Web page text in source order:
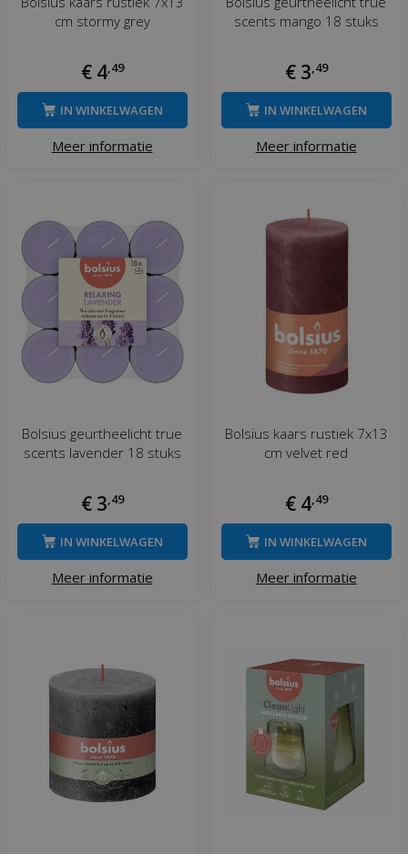
cm stormy grey
€ 4 49
Meer informatie
IN WINKELWAGEN
scents mango 18 stuks
€ 3 49
Meer informatie
IN WINKELWAGEN
Bolsius geurtheelicht true
scents lavender 18 stuks
€ 3 49
Meer informatie
IN WINKELWAGEN
Bolsius kaars rustiek 7x13
cm velvet red
€ 4 49
Meer informatie
IN WINKELWAGEN